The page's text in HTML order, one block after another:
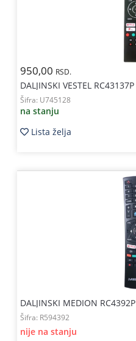
950,00 RSD.
DALJINSKI VESTEL RC43137P
Šifra: U745128
na stanju
Lista želja
DALJINSKI MEDION RC4392P
Šifra: R594392
nije na stanju